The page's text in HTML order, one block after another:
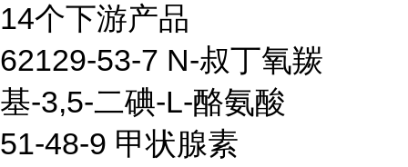
14个下游产品
62129-53-7 N-叔丁氧羰
基-3,5-二碘-L-酪氨酸
51-48-9 甲状腺素